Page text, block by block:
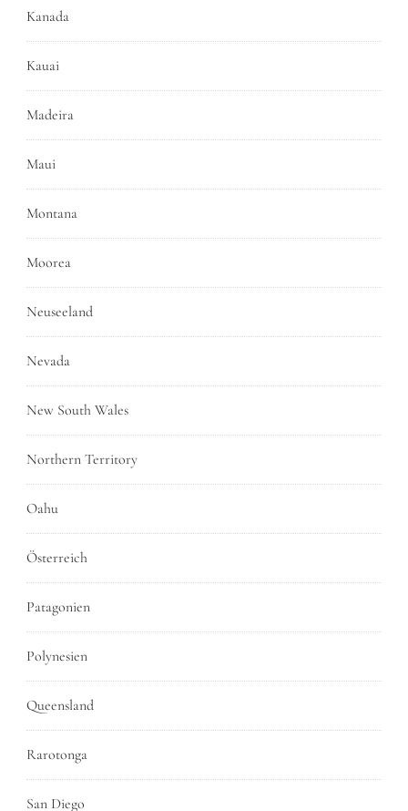
Kanada
Kauai
Madeira
Maui
Montana
Moorea
Neuseeland
Nevada
New South Wales
Northern Territory
Oahu
Österreich
Patagonien
Polynesien
Queensland
Rarotonga
San Diego